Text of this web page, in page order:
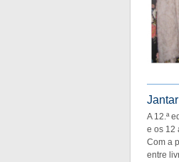
A 12.ª
e os 12
Com a
entre